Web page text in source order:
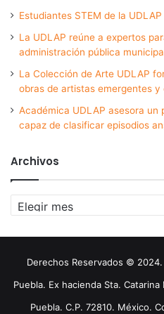
Estudiantes STEM de la
La UDLAP reúne a expertos
administración pública
La Colección de Arte UDLAP
obras de artistas emergentes y
Académica UDLAP asesora
capaz de clasificar episodios
Archivos
Archivos
Derechos Reservados ©
Puebla. Ex hacienda Sta.
Puebla. C.P. 72810. México.